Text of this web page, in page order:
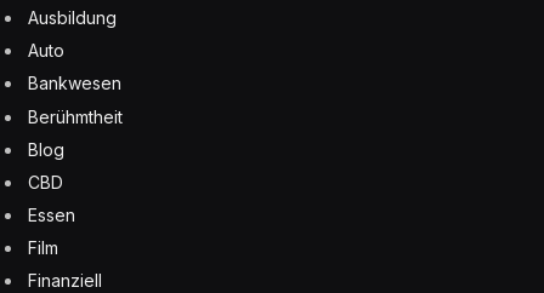
Ausbildung
Auto
Bankwesen
Berühmtheit
Blog
CBD
Essen
Film
Finanziell